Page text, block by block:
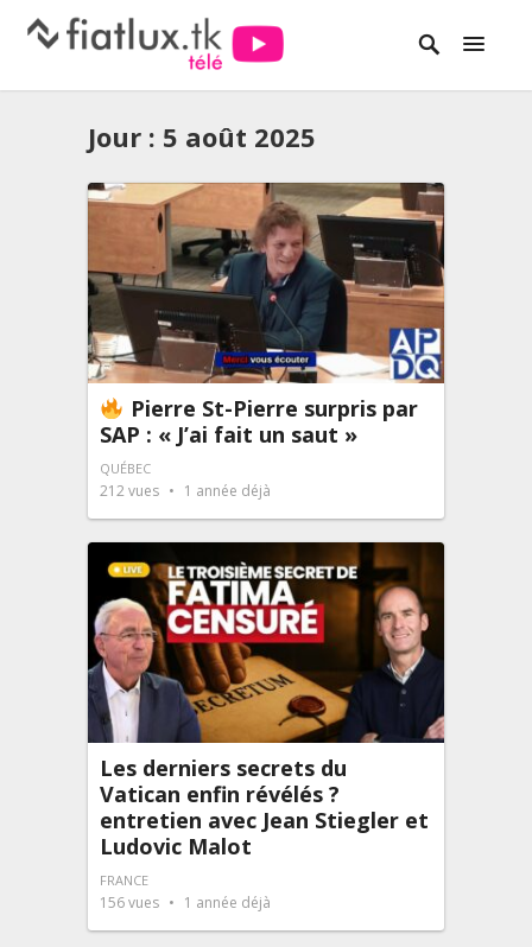
Jour : 5 août 2025
Pierre St-Pierre surpris par
SAP : « J’ai fait un saut »
QUÉBEC
212vues 1 année déjà
Les derniers secrets du
Vatican enfin révélés ?
entretien avec Jean Stiegler et
Ludovic Malot
FRANCE
156vues 1 année déjà